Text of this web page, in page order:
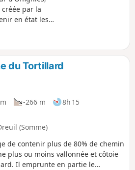
par la
en état les
du Tortillard
-266 m
8h 15
(Somme)
de contenir plus de 80% de chemin
plus ou moins vallonnée et côtoie
Il emprunte en partie le